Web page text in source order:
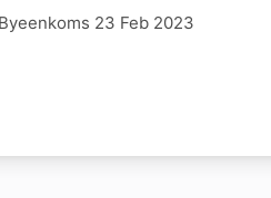
23 Feb 2023